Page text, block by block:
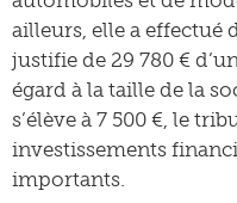
ailleurs, elle a effectué
justifie de 29 780 €
égard à la taille de la
s’élève à 7 500 €, le
investissements
importants.